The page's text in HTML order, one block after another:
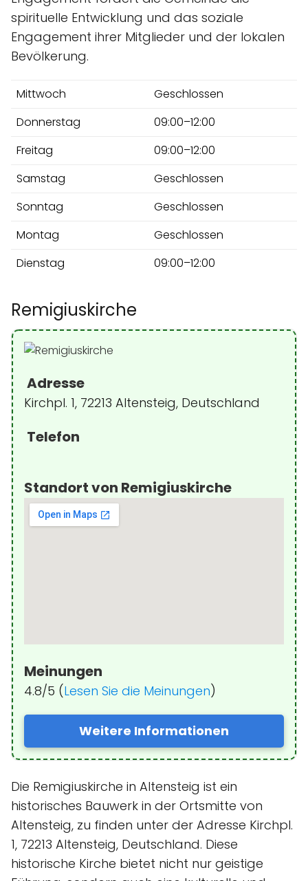
spirituelle Entwicklung und das soziale
Engagement ihrer Mitglieder und der lokalen
Bevölkerung.
Mittwoch
Geschlossen
Donnerstag
09:00–12:00
Freitag
09:00–12:00
Samstag
Geschlossen
Sonntag
Geschlossen
Montag
Geschlossen
Dienstag
09:00–12:00
Remigiuskirche
Adresse
Kirchpl. 1, 72213 Altensteig, Deutschland
Telefon
Standort von Remigiuskirche
Meinungen
4.8/5 (Lesen Sie die Meinungen)
Weitere Informationen
Die Remigiuskirche in Altensteig ist ein
historisches Bauwerk in der Ortsmitte von
Altensteig, zu finden unter der Adresse Kirchpl.
1, 72213 Altensteig, Deutschland. Diese
historische Kirche bietet nicht nur geistige